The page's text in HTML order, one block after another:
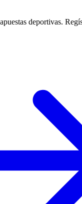
deportivas.